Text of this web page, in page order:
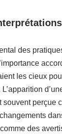
des
les cieux
souvent perçue
des